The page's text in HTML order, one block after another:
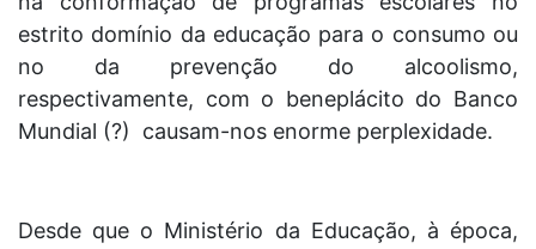
estrito domínio da educação para o consumo ou
no da prevenção do alcoolismo,
respectivamente, com o beneplácito do Banco
Mundial (?) causam-nos enorme perplexidade.
Desde que o Ministério da Educação, à época,